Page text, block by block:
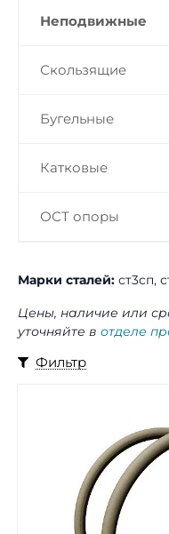
Неподвижные
Скользящие
Бугельные
Катковые
ОСТ опоры
Марки сталей: ст3сп,
Цены, наличие или
уточняйте в отделе
Фильтр